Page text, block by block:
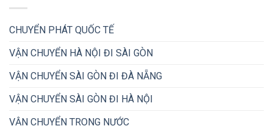
CHUYỂN PHÁT QUỐC TẾ
VẬN CHUYỂN HÀ NỘI ĐI SÀI GÒN
VẬN CHUYỂN SÀI GÒN ĐI ĐÀ NẴNG
VẬN CHUYỂN SÀI GÒN ĐI HÀ NỘI
VẬN CHUYỂN TRONG NƯỚC